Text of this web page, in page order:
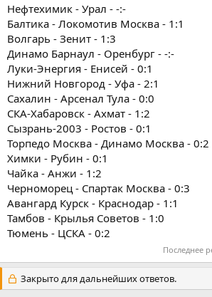
Нефтехимик - Урал - -:-
Балтика - Локомотив Москва - 1:1
Волгарь - Зенит - 1:3
Динамо Барнаул - Оренбург - -:-
Луки-Энергия - Енисей - 0:1
Нижний Новгород - Уфа - 2:1
Сахалин - Арсенал Тула - 0:0
СКА-Хабаровск - Ахмат - 1:2
Сызрань-2003 - Ростов - 0:1
Торпедо Москва - Динамо Москва - 0:2
Химки - Рубин - 0:1
Чайка - Анжи - 1:2
Черноморец - Спартак Москва - 0:3
Авангард Курск - Краснодар - 1:1
Тамбов - Крылья Советов - 1:0
Тюмень - ЦСКА - 0:2
Последнее
Закрыто для дальнейших ответов.